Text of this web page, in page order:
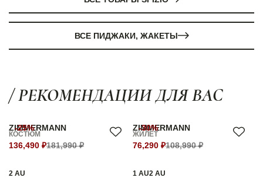
ВСЕ ПИДЖАКИ, ЖАКЕТЫ
/ РЕКОМЕНДАЦИИ ДЛЯ ВАС
-25%
ZIMMERMANN
КОСТЮМ
136,490 ₽181,990 ₽
2 AU
-30%
ZIMMERMANN
ЖИЛЕТ
76,290 ₽108,990 ₽
1 AU2 AU